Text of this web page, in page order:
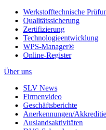
Werkstofftechnische
Qualitätssicherung
Zertifizierung
Technologieentwicklung
WPS-Manager®
Online-Register
Über uns
SLV News
Firmenvideo
Geschäftsberichte
Anerkennungen/
Auslandsaktivitäten